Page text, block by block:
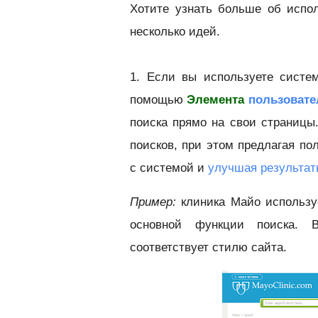
Хотите узнать больше об
несколько идей.
1. Если вы используете
помощьюЭлемента
поиска прямо на свои
поисков, при этом предлагая
с системой и улучшая
Пример: клиника Майо
основной функции поиска.
соответствует стилю сайта.